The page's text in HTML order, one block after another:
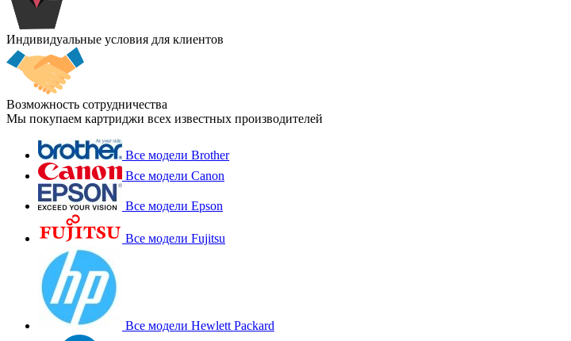
Индивидуальные условия для клиентов
Возможность сотрудничества
Мы покупаем картриджи всех известных производителей
Все модели Brother
Все модели Canon
Все модели Epson
Все модели Fujitsu
Все модели Hewlett Packard